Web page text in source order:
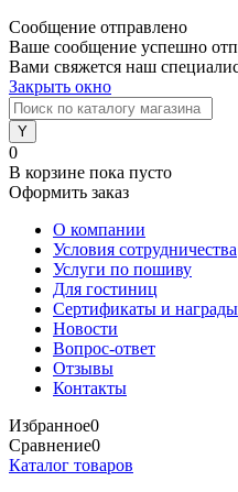
Сообщение отправлено
Ваше сообщение успешно
Вами свяжется наш
Закрыть окно
0
В корзине пока пусто
Оформить заказ
О компании
Условия сотрудничества
Услуги по пошиву
Для гостиниц
Сертификаты и награды
Новости
Вопрос-ответ
Отзывы
Контакты
Избранное0
Сравнение0
Каталог товаров